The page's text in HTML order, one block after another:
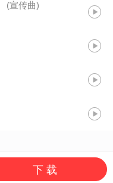
(宣传曲)
下 载